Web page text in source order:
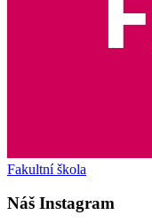
Fakultní škola
Náš Instagram